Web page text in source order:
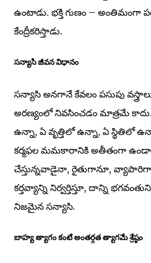
ఉంటాడు. భక్తి గుణం – అంతిమంగా
కేంద్రీకరిస్తాడు.
సన్యాసి జీవన విధానం
సన్యాసి అనగానే కేవలం పసుపు
అరణ్యంలో నివసించడం మాత్రమే
ఉన్నా, ఏ వృత్తిలో ఉన్నా, ఏ స్థితిలో
కర్మఫల మమకారానికి అతీతంగా
చేస్తున్నవాడైనా, రైతుగానూ,
కర్తవ్యాన్ని నిర్వర్తిస్తూ, దాన్ని
నిజమైన సన్యాసి.
బాహ్య త్యాగం కంటే అంతర్గత త్యాగమే శ్రేష్ఠం